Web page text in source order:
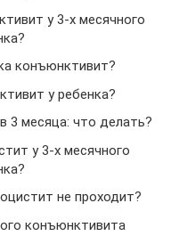
у 3-х месячного
конъюнктивит?
у ребенка?
3 месяца: что делать?
у 3-х месячного
не проходит?
конъюнктивита